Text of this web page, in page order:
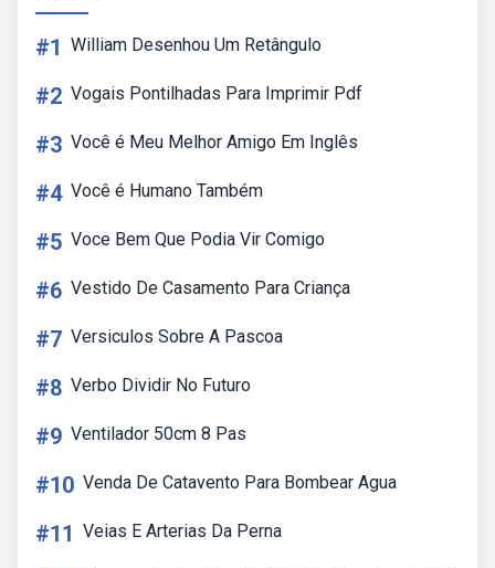
#1 William Desenhou Um Retângulo
#2 Vogais Pontilhadas Para Imprimir Pdf
#3 Você é Meu Melhor Amigo Em Inglês
#4 Você é Humano Também
#5 Voce Bem Que Podia Vir Comigo
#6 Vestido De Casamento Para Criança
#7 Versiculos Sobre A Pascoa
#8 Verbo Dividir No Futuro
#9 Ventilador 50cm 8 Pas
#10 Venda De Catavento Para Bombear Agua
#11 Veias E Arterias Da Perna